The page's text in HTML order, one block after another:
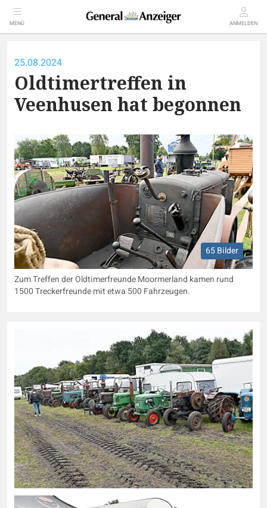
MENÜ ANMELDEN
25.08.2024
Oldtimertreffen in
Veenhusen hat begonnen
65 Bilder
Zum Treffen der Oldtimerfreunde Moormerland kamen rund
1500 Treckerfreunde mit etwa 500 Fahrzeugen.